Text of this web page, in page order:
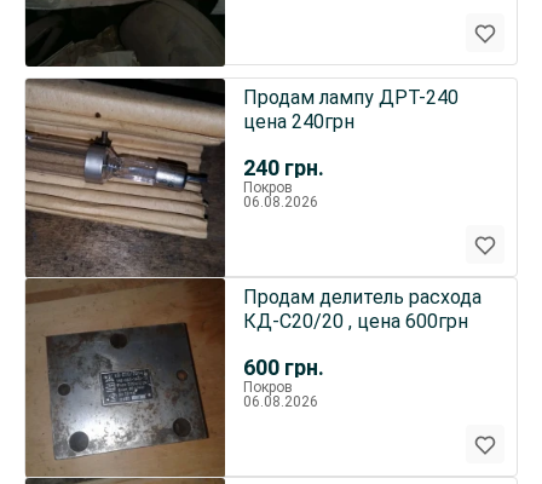
240 грн.
Продам лампу ДРТ-240
цена 240грн
Покров
06.08.2026
600 грн.
Продам делитель расхода
КД-С20/20 , цена 600грн
Покров
06.08.2026